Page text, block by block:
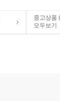
중고상품
모두보기